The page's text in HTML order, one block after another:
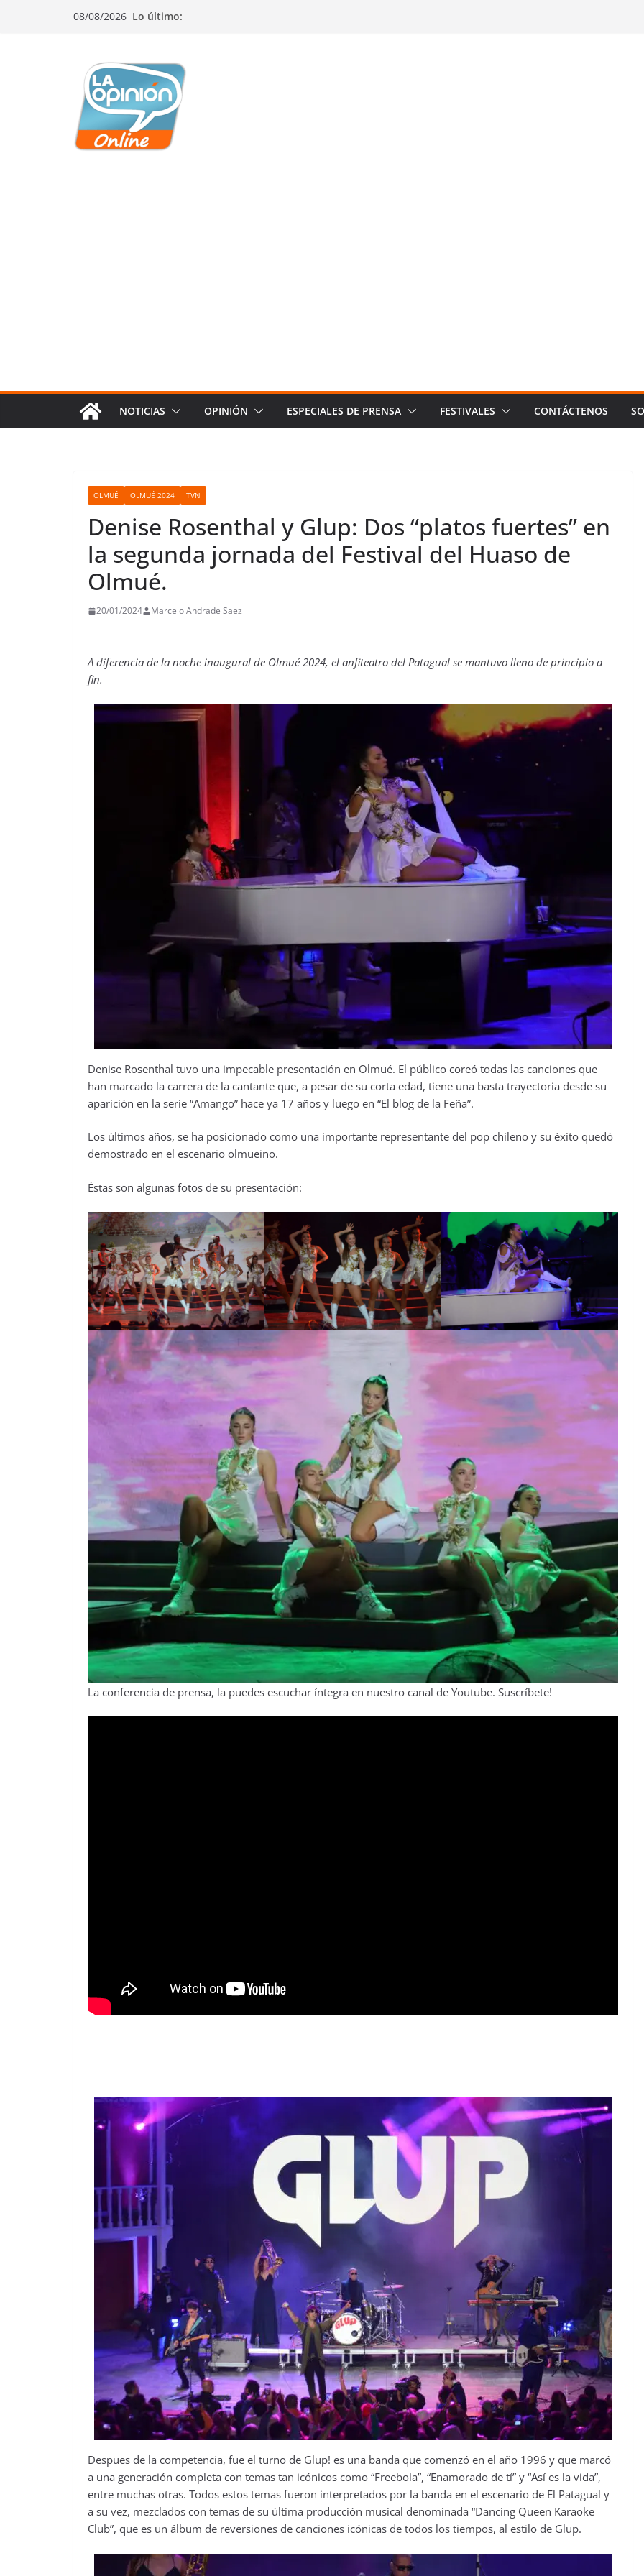
08/08/2026 Lo último:
NOTICIAS OPINIÓN ESPECIALES DE PRENSA FESTIVALES CONTÁCTENOS
OLMUÉ OLMUÉ 2024 TVN
Denise Rosenthal y Glup: Dos “platos fuertes” en
la segunda jornada del Festival del Huaso de
Olmué.
20/01/2024 Marcelo Andrade Saez
A diferencia de la noche inaugural de Olmué 2024, el anfiteatro del Patagual se mantuvo lleno de principio a
fin.
Denise Rosenthal tuvo una impecable presentación en Olmué. El público coreó todas las canciones que
han marcado la carrera de la cantante que, a pesar de su corta edad, tiene una basta trayectoria desde su
aparición en la serie “Amango” hace ya 17 años y luego en “El blog de la Feña”.
Los últimos años, se ha posicionado como una importante representante del pop chileno y su éxito quedó
demostrado en el escenario olmueino.
Éstas son algunas fotos de su presentación:
La conferencia de prensa, la puedes escuchar íntegra en nuestro canal de Youtube. Suscríbete!
Despues de la competencia, fue el turno de Glup! es una banda que comenzó en el año 1996 y que marcó
a una generación completa con temas tan icónicos como “Freebola”, “Enamorado de tí” y “Así es la vida”,
entre muchas otras. Todos estos temas fueron interpretados por la banda en el escenario de El Patagual y
a su vez, mezclados con temas de su última producción musical denominada “Dancing Queen Karaoke
Club”, que es un álbum de reversiones de canciones icónicas de todos los tiempos, al estilo de Glup.